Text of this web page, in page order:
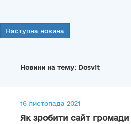
Наступна новина
Новини на тему: Dosvit
16 листопада 2021
Як зробити сайт